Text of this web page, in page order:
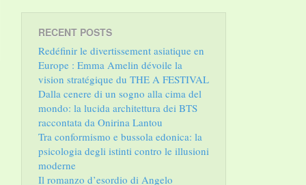
RECENT POSTS
Redéfinir le divertissement asiatique en
Europe : Emma Amelin dévoile la
vision stratégique du THE A FESTIVAL
Dalla cenere di un sogno alla cima del
mondo: la lucida architettura dei BTS
raccontata da Onirina Lantou
Tra conformismo e bussola edonica: la
psicologia degli istinti contro le illusioni
moderne
Il romanzo d’esordio di Angelo